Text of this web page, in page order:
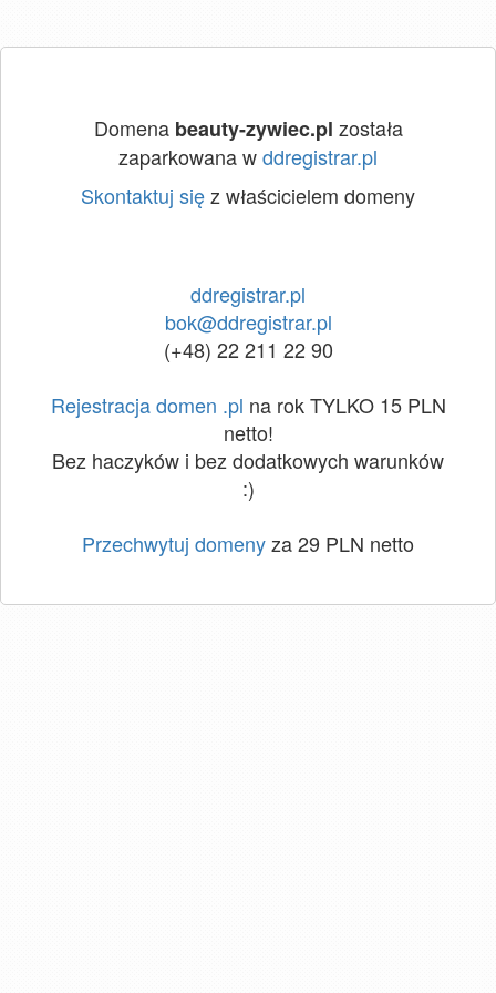
Domena beauty-zywiec.pl została
zaparkowana wddregistrar.pl
Skontaktuj sięz właścicielem domeny
ddregistrar.pl
bok@ddregistrar.pl
(+48) 22 211 22 90
Rejestracja domen .pl na rok TYLKO 15 PLN
netto!
Bez haczyków i bez dodatkowych warunków
:)
Przechwytuj domenyza 29 PLN netto